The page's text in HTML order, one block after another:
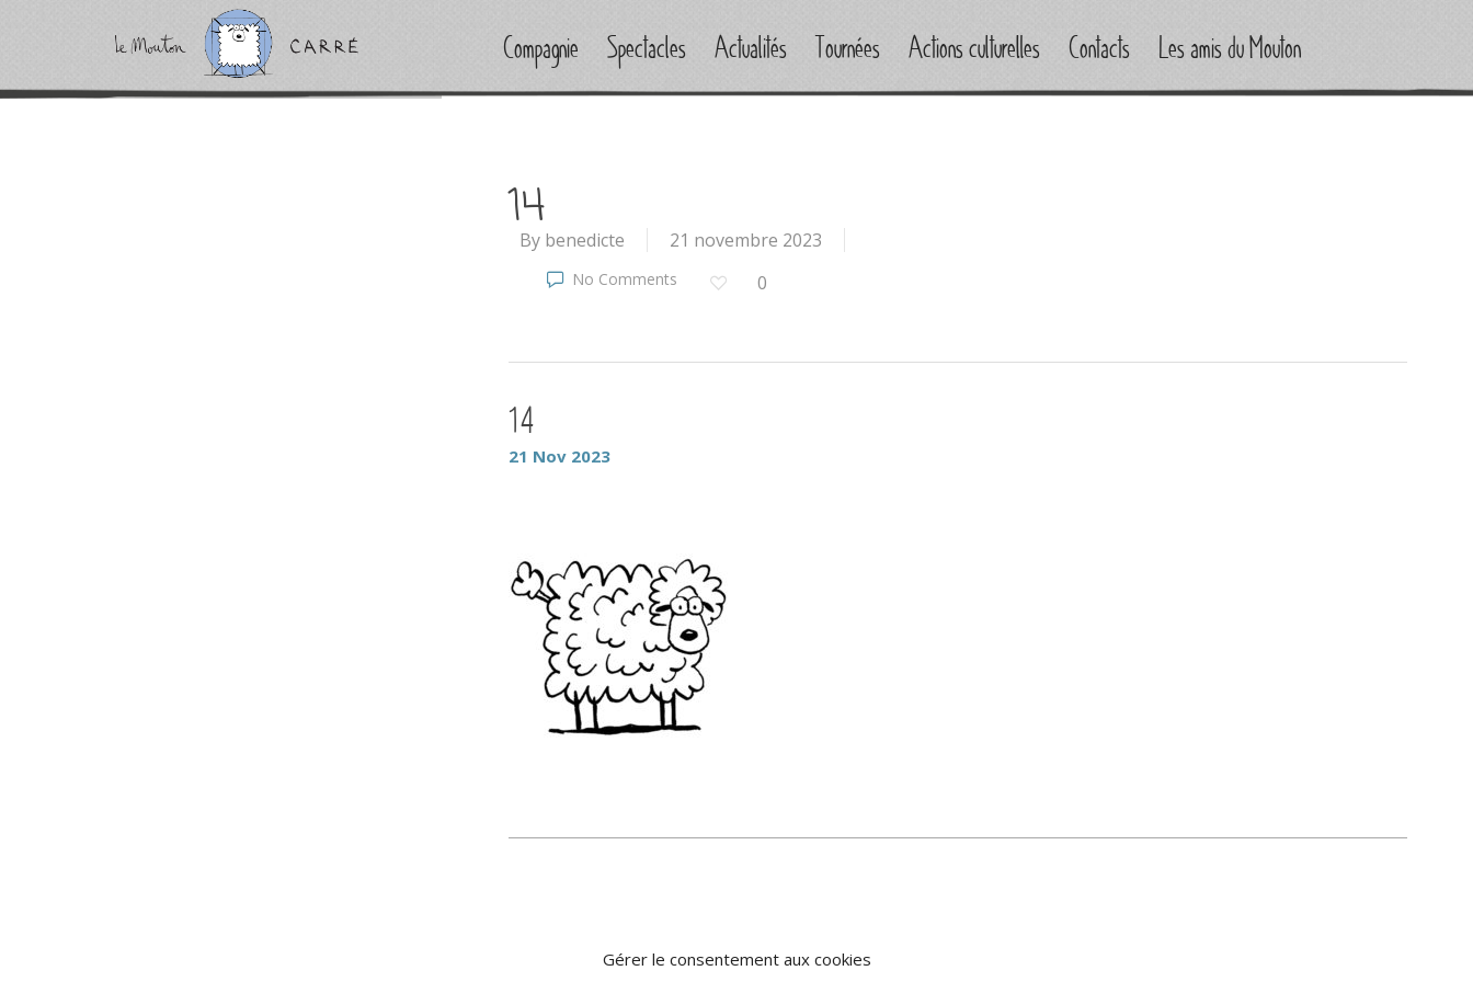
Gérer le consentement aux cookies
Compagnie Spectacles Actualités Tournées Actions culturelles Contacts Les amis du Mouton
14
By benedicte 21 novembre 2023
No Comments 0
14
21 Nov 2023